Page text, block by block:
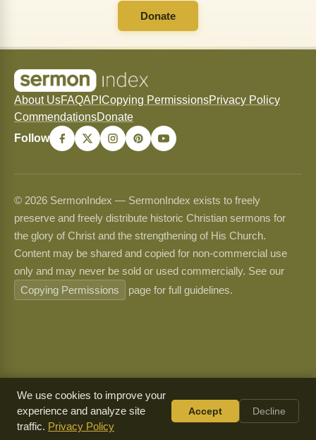
Donate
About UsFAQAPI Copying PermissionsPrivacy Policy
CommendationsDonate
Follow
© 2026 SermonIndex — SermonIndex exists to freely
preserve and freely distribute historic Christian sermons for
the glory of Christ and the strengthening of His Church.
Content may be shared and copied for non-commercial use
only and may never be sold or used commercially. See our
Copying Permissions
page for full guidelines.
We use cookies to improve your
experience and analyze site
traffic. Privacy Policy
Accept Decline